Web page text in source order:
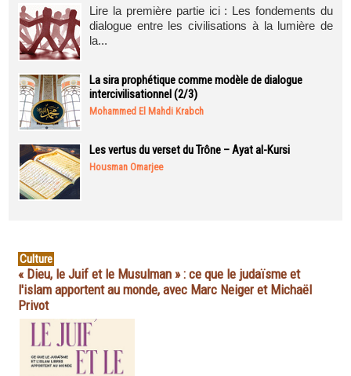
Lire la première partie ici : Les fondements du
dialogue entre les civilisations à la lumière de
la...
La sira prophétique comme modèle de dialogue
intercivilisationnel (2/3)
Mohammed El Mahdi Krabch
Les vertus du verset du Trône – Ayat al-Kursi
Housman Omarjee
Culture
« Dieu, le Juif et le Musulman » : ce que le judaïsme et
l'islam apportent au monde, avec Marc Neiger et Michaël
Privot